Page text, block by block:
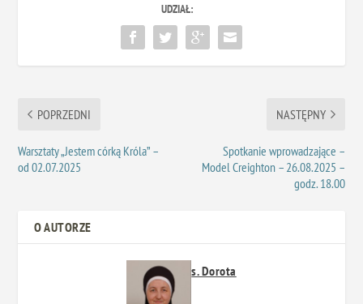
UDZIAŁ:
POPRZEDNI
Warsztaty „Jestem córką Króla” –
od 02.07.2025
NASTĘPNY
Spotkanie wprowadzające –
Model Creighton – 26.08.2025 –
godz. 18.00
O AUTORZE
s. Dorota